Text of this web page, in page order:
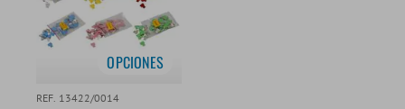
OPCIONES
REF. 13422/0014